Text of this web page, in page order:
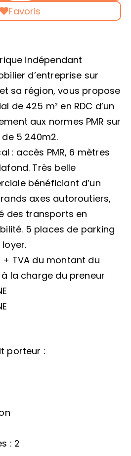
Favoris
indépendant
d’entreprise sur
sa région, vous propose
de 425 m² en RDC d’un
aux normes PMR sur
5 240m2.
: accès PMR, 6 mètres
Très belle
bénéficiant d’un
axes autoroutiers,
des transports en
5 places de parking
+ TVA du montant du
à la charge du preneur
porteur :
: 2